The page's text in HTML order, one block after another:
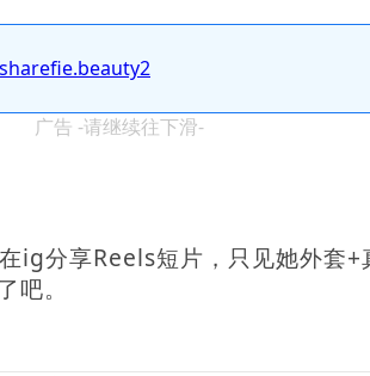
广告 -请继续往下滑-
ig分享Reels短片，只见她外套
。